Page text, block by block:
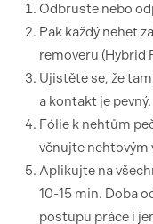
Odbruste nebo
Pak každý nehet
removeru (Hybrid
Ujistěte se, že
a kontakt je pevný.
Fólie k nehtům
věnujte nehtovým
Aplikujte na
10-15 min. Doba
postupu práce i